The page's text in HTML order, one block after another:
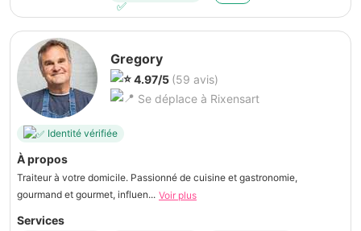
Gregory
4.97/5 (59 avis)
Se déplace à Rixensart
Identité vérifiée
À propos
Traiteur à votre domicile. Passionné de cuisine et gastronomie,
gourmand et gourmet, influen... Voir plus
Services